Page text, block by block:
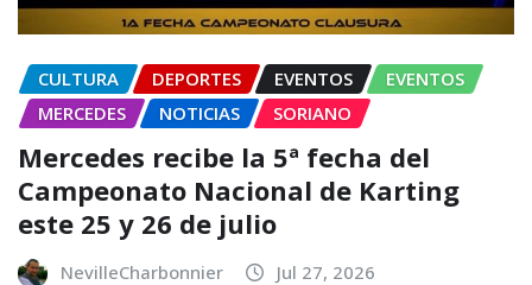
CULTURA DEPORTES EVENTOS
EVENTOS
MERCEDES
NOTICIAS SORIANO
Mercedes recibe la 5ª fecha del
Campeonato Nacional de Karting
este 25 y 26 de julio
NevilleCharbonnier Jul 27, 2026